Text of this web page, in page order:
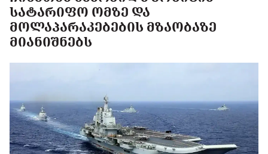
ᲡᲐᲢᲐᲠᲘᲤᲝ ᲝᲛᲖᲔ ᲓᲐ
ᲛᲝᲚᲐᲞᲐᲠᲐᲙᲔᲑᲔᲑᲘᲡ ᲛᲖᲐᲝᲑᲐᲖᲔ
ᲛᲘᲐᲜᲘᲨᲜᲔᲑᲡ